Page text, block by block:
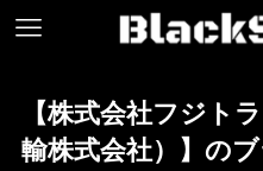
【株式会社フジト
輸株式会社）】の